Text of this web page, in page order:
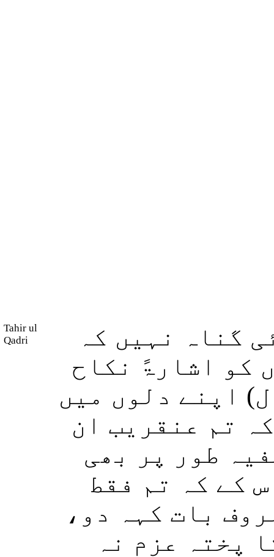
Tahir ul
Qadri
گناہ نہیں کہ
کو اشارۃً نکاح
اپنے دلوں میں
تم عنقریب ان
طور پر بھی
کے کہ تم فقط
بات کہہ دو،
پختہ عزم نہ